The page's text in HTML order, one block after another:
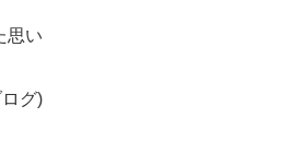
思い
グ)